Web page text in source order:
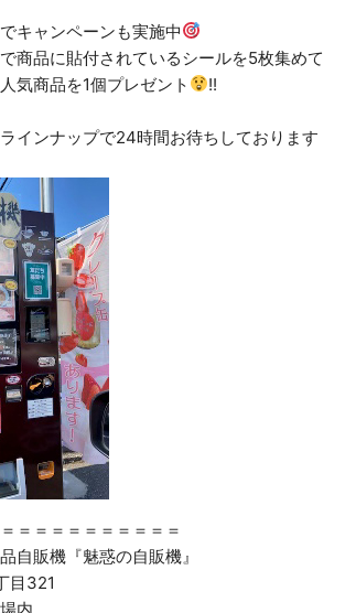
キャンペーンも実施中
で商品に貼付されているシールを5枚集めて
気商品を1個プレゼント
!!
インナップで24時間お待ちしております
＝＝＝＝＝＝＝＝＝＝
自販機『魅惑の自販機』
目321
内